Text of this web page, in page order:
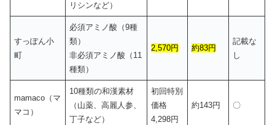
リシンなど）
すっぽん小
町
必須アミノ酸（9種
類）
非必須アミノ酸（11
種類）
2,570円 約83円
記載な
し
mamaco（マ
マコ）
10種類の和漢素材
（山薬、高麗人参、
丁子など）
初回特別
価格
4,298円
約143円 〇